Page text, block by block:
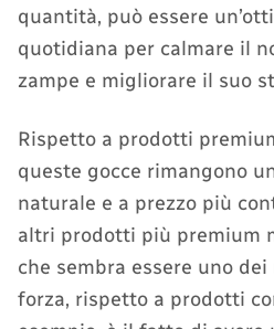
quantità, può essere
quotidiana per calmare il
zampe e migliorare il suo
Rispetto a prodotti
queste gocce rimangono
naturale e a prezzo più
altri prodotti più premium
che sembra essere uno
forza, rispetto a prodotti